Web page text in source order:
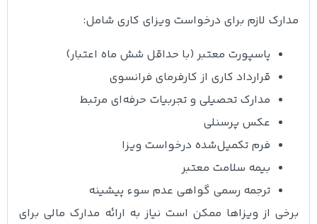
مدارک لازم برای درخواست ویزای کاری شامل:
پاسپورت معتبر (با حداقل شش ماه اعتبار)
قرارداد کاری از کارفرمای فرانسوی
مدارک تحصیلی و تجربیات حرفه‌ای مرتبط
عکس پرسنلی
فرم تکمیل‌شده درخواست ویزا
بیمه سلامت معتبر
ترجمه رسمی گواهی عدم سوء پیشینه
برخی از ویزاها ممکن است نیاز به ارائه مدارک مالی برای